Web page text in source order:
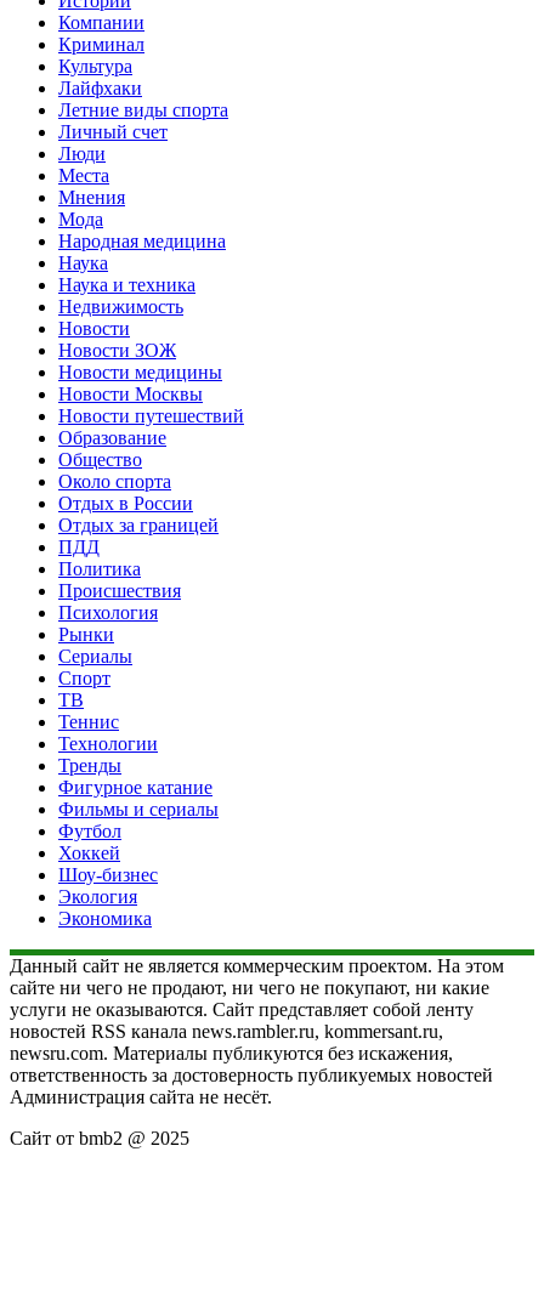
Компании
Криминал
Культура
Лайфхаки
Летние виды спорта
Личный счет
Люди
Места
Мнения
Мода
Народная медицина
Наука
Наука и техника
Недвижимость
Новости
Новости ЗОЖ
Новости медицины
Новости Москвы
Новости путешествий
Образование
Общество
Около спорта
Отдых в России
Отдых за границей
ПДД
Политика
Происшествия
Психология
Рынки
Сериалы
Спорт
ТВ
Теннис
Технологии
Тренды
Фигурное катание
Фильмы и сериалы
Футбол
Хоккей
Шоу-бизнес
Экология
Экономика
Данный сайт не является коммерческим проектом. На этом
сайте ни чего не продают, ни чего не покупают, ни какие
услуги не оказываются. Сайт представляет собой ленту
новостей RSS канала news.rambler.ru, kommersant.ru,
newsru.com. Материалы публикуются без искажения,
ответственность за достоверность публикуемых новостей
Администрация сайта не несёт.
Сайт от bmb2 @ 2025